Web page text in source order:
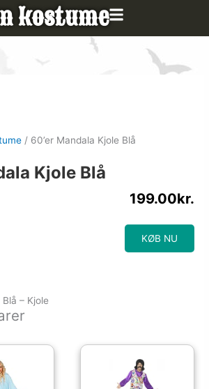
kostume
/ 60’er Mandala Kjole Blå
Kjole Blå
199.00kr.
KØB NU
– Kjole